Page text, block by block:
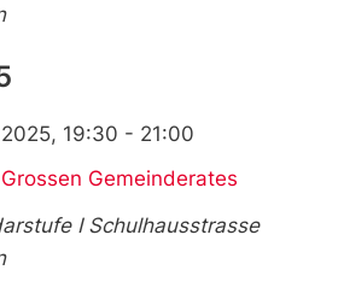
Gemeinderates
19:30 - 21:00
I Schulhausstrasse